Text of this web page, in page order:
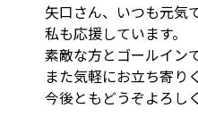
矢口さん、いつも元気
私も応援しています。
素敵な方とゴールイン
また気軽にお立ち寄
今後ともどうぞよろし